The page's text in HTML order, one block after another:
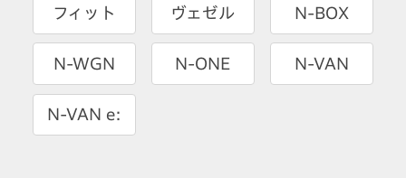
フィット ヴェゼル N-BOX
N-WGN N-ONE N-VAN
N-VAN e: